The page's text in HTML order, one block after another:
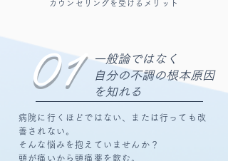
カウンセリングを受けるメリット
01 一般論ではなく
自分の不調の根本原因
を知れる
病院に行くほどではない、または行っても改
善されない。
そんな悩みを抱えていませんか？
頭が痛いから頭痛薬を飲む。